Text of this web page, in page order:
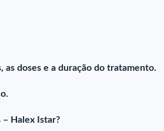
as doses e a duração do tratamento.
– Halex Istar?